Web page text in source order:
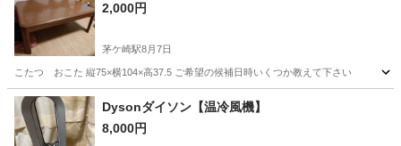
2,000円
茅ケ崎駅8月7日
こたつ おこた 縦75×横104×高37.5 ご希望の候補日時いくつか教えて下さい
神奈川 茅ヶ崎市 茅ケ崎駅 季節、空調家電
Dysonダイソン【温冷風機】
8,000円